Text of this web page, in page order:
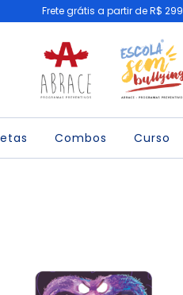
Frete grátis a partir de R$ 299
Combos Curso